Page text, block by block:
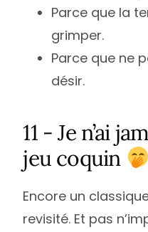
Parce que la
grimper.
Parce que ne
désir.
11 - Je n’ai
jeu coquin
Encore un
revisité. Et pas